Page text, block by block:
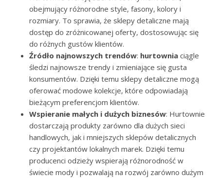
obejmujący różnorodne style, fasony, kolory i
rozmiary. To sprawia, że sklepy detaliczne mają
dostęp do zróżnicowanej oferty, dostosowując się
do różnych gustów klientów.
Źródło najnowszych trendów: hurtownia ciągle
śledzi najnowsze trendy i zmieniające się gusta
konsumentów. Dzięki temu sklepy detaliczne mogą
oferować modowe kolekcje, które odpowiadają
bieżącym preferencjom klientów.
Wspieranie małych i dużych biznesów: Hurtownie
dostarczają produkty zarówno dla dużych sieci
handlowych, jak i mniejszych sklepów detalicznych
czy projektantów lokalnych marek. Dzięki temu
producenci odzieży wspierają różnorodność w
świecie mody i pozwalają na rozwój zarówno dużym